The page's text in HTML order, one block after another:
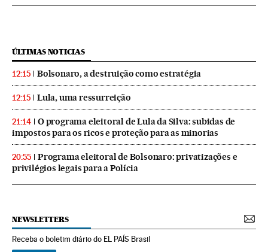
ÚLTIMAS NOTICIAS
12:15 Bolsonaro, a destruição como estratégia
12:15 Lula, uma ressurreição
21:14
O programa eleitoral de Lula da Silva: subidas de
impostos para os ricos e proteção para as minorias
20:55
Programa eleitoral de Bolsonaro: privatizações e
privilégios legais para a Polícia
NEWSLETTERS
Receba o boletim diário do EL PAÍS Brasil